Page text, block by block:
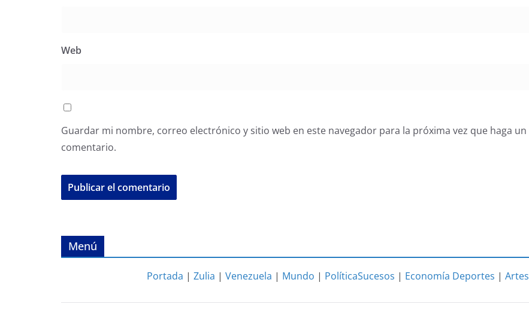
Web
Guardar mi nombre, correo electrónico y sitio web en este navegador para la próxima vez que haga un
comentario.
Menú
Portada | Zulia | Venezuela | Mundo | PolíticaSucesos | Economía Deportes | Artes